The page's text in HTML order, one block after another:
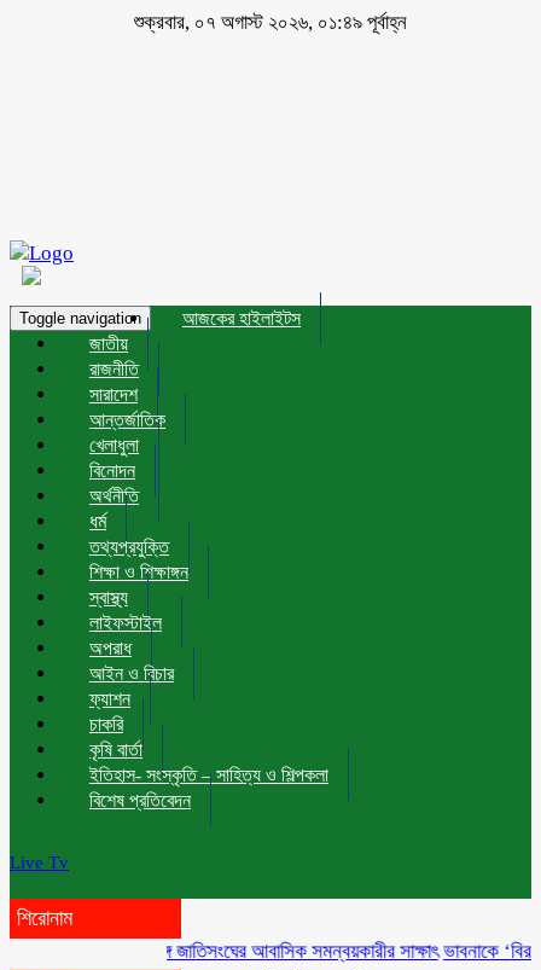
শুক্রবার, ০৭ অগাস্ট ২০২৬, ০১:৪৯ পূর্বাহ্ন
Toggle navigation
আজকের হাইলাইটস
জাতীয়
রাজনীতি
সারাদেশ
আন্তর্জাতিক
খেলাধুলা
বিনোদন
অর্থনীতি
ধর্ম
তথ্যপ্রযুক্তি
শিক্ষা ও শিক্ষাঙ্গন
স্বাস্থ্য
লাইফস্টাইল
অপরাধ
আইন ও বিচার
ফ্যাশন
চাকরি
কৃষি বার্তা
ইতিহাস- সংস্কৃতি – সাহিত্য ও শিল্পকলা
বিশেষ প্রতিবেদন
Live Tv
শিরোনাম
আমিনের সঙ্গে জাতিসংঘের আবাসিক সমন্বয়কারীর সাক্ষাৎ ভাবনাকে ‘বিরল